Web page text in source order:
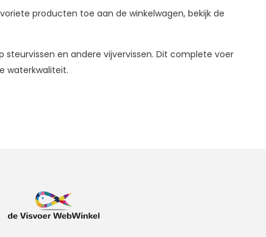
producten toe aan de winkelwagen, bekijk de
steurvissen en andere vijvervissen. Dit complete voer
waterkwaliteit.